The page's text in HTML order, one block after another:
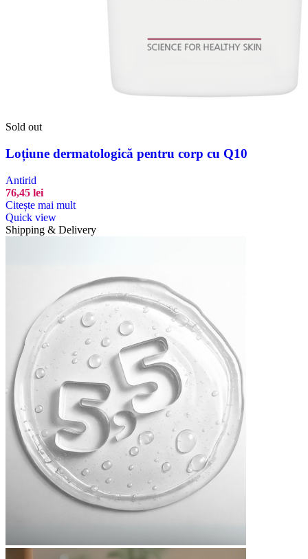
Sold out
Loțiune dermatologică pentru corp cu Q10
Antirid
76,45 lei
Citește mai mult
Quick view
Shipping & Delivery